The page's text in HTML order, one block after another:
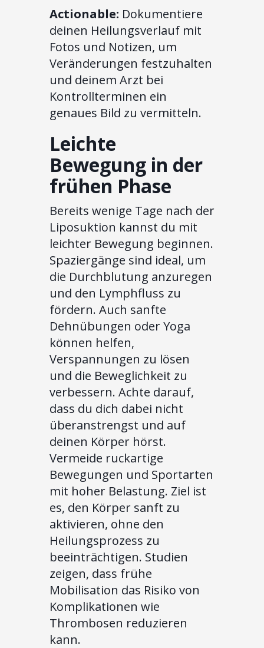
Actionable: Dokumentiere
deinen Heilungsverlauf mit
Fotos und Notizen, um
Veränderungen festzuhalten
und deinem Arzt bei
Kontrollterminen ein
genaues Bild zu vermitteln.
Leichte
Bewegung in der
frühen Phase
Bereits wenige Tage nach der
Liposuktion kannst du mit
leichter Bewegung beginnen.
Spaziergänge sind ideal, um
die Durchblutung anzuregen
und den Lymphfluss zu
fördern. Auch sanfte
Dehnübungen oder Yoga
können helfen,
Verspannungen zu lösen
und die Beweglichkeit zu
verbessern. Achte darauf,
dass du dich dabei nicht
überanstrengst und auf
deinen Körper hörst.
Vermeide ruckartige
Bewegungen und Sportarten
mit hoher Belastung. Ziel ist
es, den Körper sanft zu
aktivieren, ohne den
Heilungsprozess zu
beeinträchtigen. Studien
zeigen, dass frühe
Mobilisation das Risiko von
Komplikationen wie
Thrombosen reduzieren
kann.